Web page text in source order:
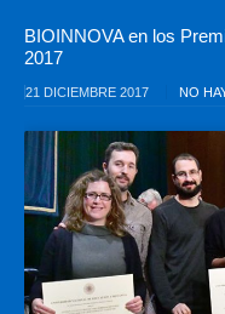
BIOINNOVA en los
2017
21 DICIEMBRE 2017 NO